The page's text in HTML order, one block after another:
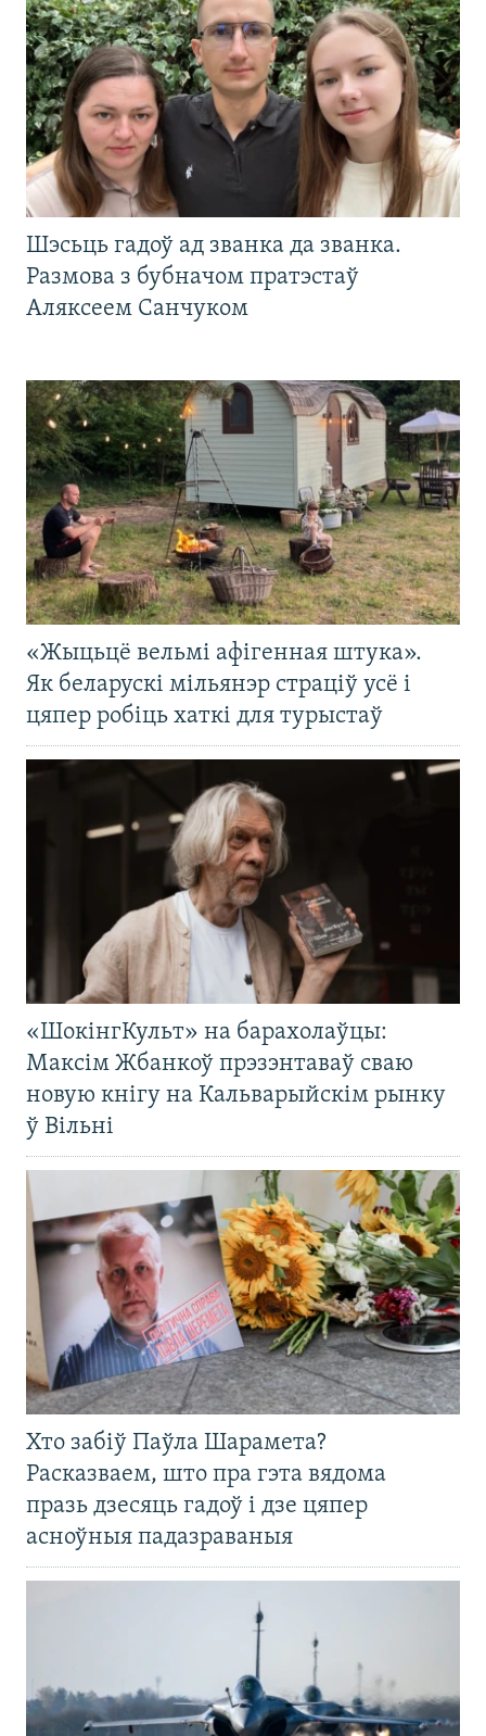
Шэсьць гадоў ад званка да званка.
Размова з бубначом пратэстаў
Аляксеем Санчуком
«Жыцьцё вельмі афігенная штука».
Як беларускі мільянэр страціў усё і
цяпер робіць хаткі для турыстаў
«ШокінгКульт» на барахолаўцы:
Максім Жбанкоў прэзэнтаваў сваю
новую кнігу на Кальварыйскім рынку
ў Вільні
Хто забіў Паўла Шарамета?
Расказваем, што пра гэта вядома
празь дзесяць гадоў і дзе цяпер
асноўныя падазраваныя